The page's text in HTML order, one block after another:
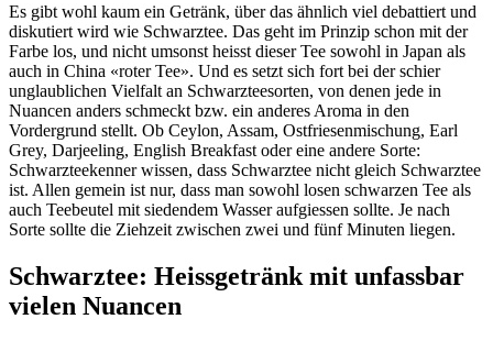
Es gibt wohl kaum ein Getränk, über das ähnlich viel debattiert und
diskutiert wird wie Schwarztee. Das geht im Prinzip schon mit der
Farbe los, und nicht umsonst heisst dieser Tee sowohl in Japan als
auch in China «roter Tee». Und es setzt sich fort bei der schier
unglaublichen Vielfalt an Schwarzteesorten, von denen jede in
Nuancen anders schmeckt bzw. ein anderes Aroma in den
Vordergrund stellt. Ob Ceylon, Assam, Ostfriesenmischung, Earl
Grey, Darjeeling, English Breakfast oder eine andere Sorte:
Schwarzteekenner wissen, dass Schwarztee nicht gleich Schwarztee
ist. Allen gemein ist nur, dass man sowohl losen schwarzen Tee als
auch Teebeutel mit siedendem Wasser aufgiessen sollte. Je nach
Sorte sollte die Ziehzeit zwischen zwei und fünf Minuten liegen.
Schwarztee: Heissgetränk mit unfassbar
vielen Nuancen